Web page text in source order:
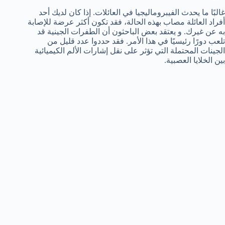
غالبًا ما يحدث الفيبروماليجيا في العائلات. إذا كان لديك أحد
أفراد العائلة مصاب بهذه الحالة، فقد تكون أكثر عرضة للإصابة
به عن غيرك. و يعتقد بعض الباحثون أن الطفرات الجينية قد
تلعب دورًا رئيسيًا في هذا الأمر. فقد حددوا عدد قليل من
الجينات المحتملة التي تؤثر على نقل إشارات الألم الكيميائية
بين الخلايا العصبية.